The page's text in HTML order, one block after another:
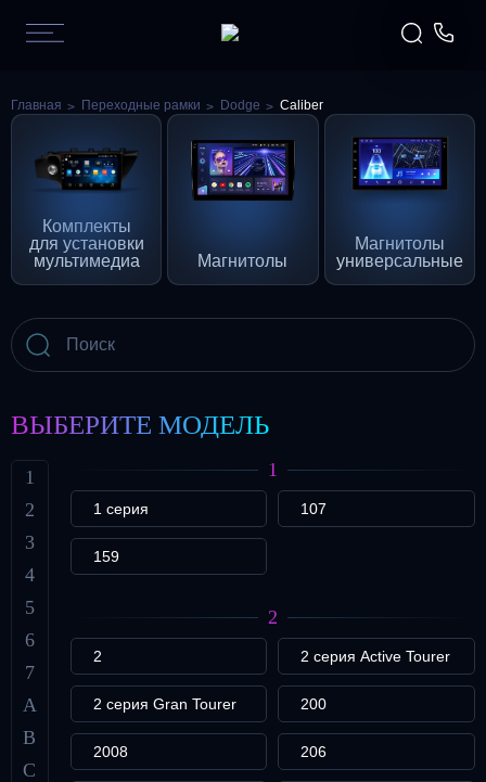
Главная Переходные рамки Dodge Caliber
Комплекты
для установки
мультимедиа
Магнитолы
Магнитолы
универсальные
ВЫБЕРИТЕ МОДЕЛЬ
1
2
3
4
5
6
7
A
B
C
1
1 серия 107
159
2
2 2 серия Active Tourer
2 серия Gran Tourer 200
2008 206